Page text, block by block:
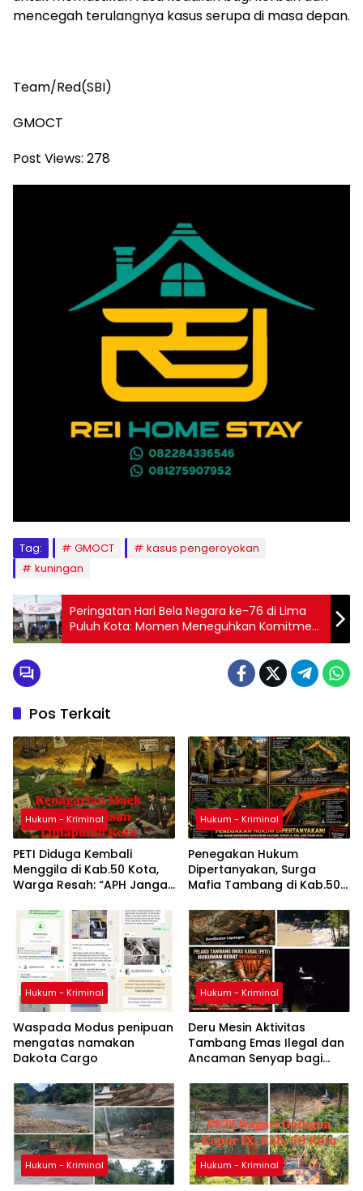
mencegah terulangnya kasus serupa di masa depan.
Team/Red(SBI)
GMOCT
Post Views: 278
Tag: GMOCT
kasus pengeroyokan
kuningan
Peringatan Hari Bela Negara ke-76 di Lima
Puluh Kota: Momen Meneguhkan Komitmen
Persatuan Bangsa
Pos Terkait
Hukum - Kriminal
PETI Diduga Kembali
Menggila di Kab.50 Kota,
Warga Resah: “APH Jangan
Aktor di Belakangnya”
Hukum - Kriminal
Penegakan Hukum
Dipertanyakan, Surga
Mafia Tambang di Kab.50
Mengepung Kapur IX, Alam
Rusak
Hukum - Kriminal
Waspada Modus penipuan
mengatas namakan
Dakota Cargo
Hukum - Kriminal
Deru Mesin Aktivitas
Tambang Emas Ilegal dan
Ancaman Senyap bagi
Hukum - Kriminal Hukum - Kriminal